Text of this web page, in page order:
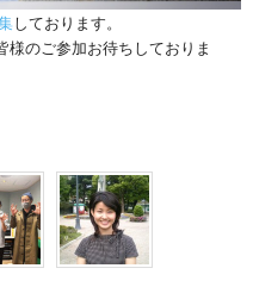
しております。
のご参加お待ちしておりま